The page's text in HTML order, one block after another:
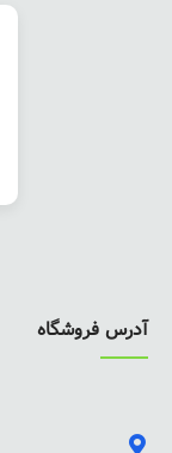
آدرس فروشگاه